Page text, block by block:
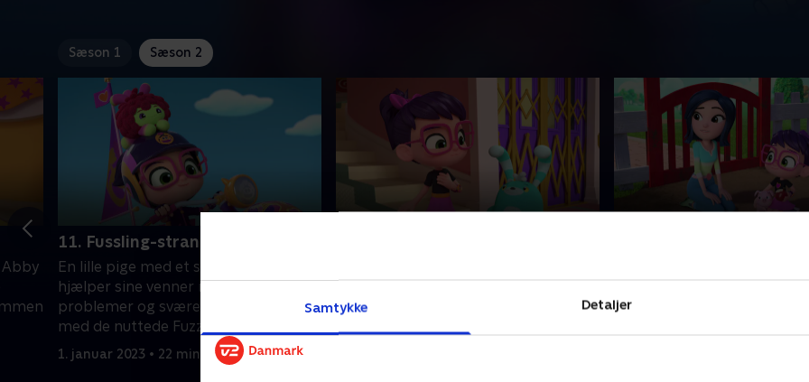
Samtykke Detaljer
Sæson 1 Sæson 2
11. Fussling-stranddag
En lille pige med et stort hjerte. Abby
hjælper sine venner med at løse
problemer og svære følelser sammen
med de nuttede Fuzzlies.
1. januar 2023 • 22 min
problemer og svære følelser sammen
problemer og svære